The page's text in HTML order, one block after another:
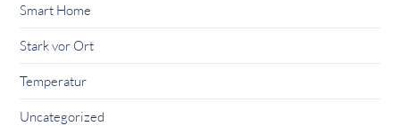
Smart Home
Stark vor Ort
Temperatur
Uncategorized